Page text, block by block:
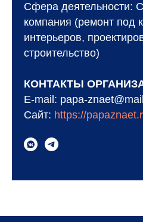
Сфера деятельности:
компания (ремонт под
интерьеров,
строительство)
КОНТАКТЫ
E-mail: papa-
Сайт: https://